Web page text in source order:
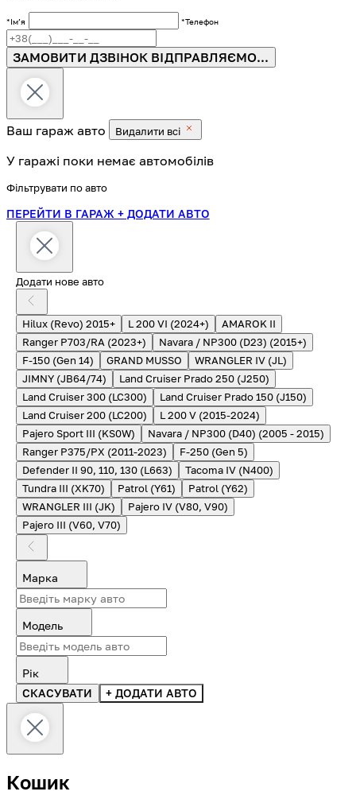
*Імʼя *Телефон
ЗАМОВИТИ ДЗВІНОК ВІДПРАВЛЯЄМО...
Ваш гараж авто Видалити всі
У гаражі поки немає автомобілів
Фільтрувати по авто
ПЕРЕЙТИ В ГАРАЖ + ДОДАТИ АВТО
Додати нове авто
Hilux (Revo) 2015+ L 200 VI (2024+)
AMAROK II
Ranger P703/RA (2023+)
Navara / NP300 (D23) (2015+)
F-150 (Gen 14)
GRAND MUSSO
WRANGLER IV (JL)
JIMNY (JB64/74)
Land Cruiser Prado 250 (J250)
Land Cruiser 300 (LC300)
Land Cruiser Prado 150 (J150)
Land Cruiser 200 (LC200)
L 200 V (2015-2024)
Pajero Sport III (KS0W)
Navara / NP300 (D40) (2005 - 2015)
Ranger P375/PX (2011-2023)
F-250 (Gen 5)
Defender II 90, 110, 130 (L663)
Tacoma IV (N400)
Tundra III (XK70)
Patrol (Y61)
Patrol (Y62)
WRANGLER III (JK)
Pajero IV (V80, V90)
Pajero III (V60, V70)
Марка
Модель
Рік
СКАСУВАТИ
+ ДОДАТИ АВТО
Кошик